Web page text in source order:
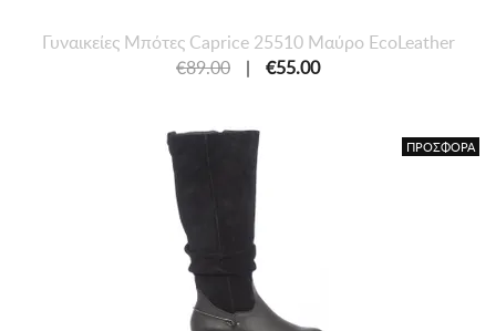
Γυναικείες Mπότες Caprice 25510 Μαύρο EcoLeather
€89.00
| €55.00
ΠΡΟΣΦΟΡΑ